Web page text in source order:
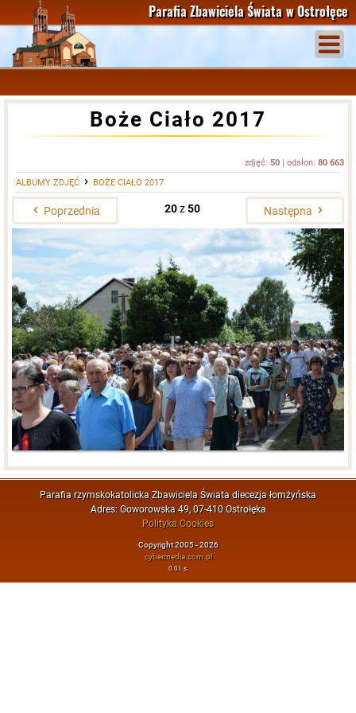
Parafia Zbawiciela Świata w Ostrołęce
Boże Ciało 2017
zdjęć: 50 | odsłon: 80 663
ALBUMY ZDJĘĆ
BOŻE CIAŁO 2017
Poprzednia 20z50 Następna
Parafia rzymskokatolicka Zbawiciela Świata diecezja łomżyńska
Adres: Goworowska 49, 07-410 Ostrołęka
Polityka Cookies
Copyright 2005 - 2026
cybermedia.com.pl
0.01 s.